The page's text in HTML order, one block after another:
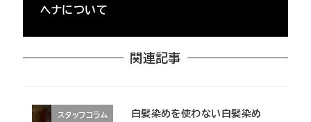
ヘナについて
関連記事
スタッフコラム 白髪染めを使わない白髪染め